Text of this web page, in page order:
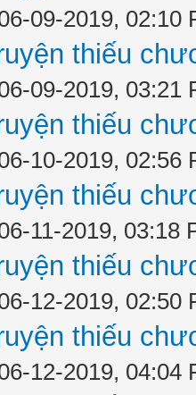
09-2019, 02:10
thiếu
09-2019, 03:21
thiếu
10-2019, 02:56
thiếu
11-2019, 03:18
thiếu
12-2019, 02:50
thiếu
12-2019, 04:04